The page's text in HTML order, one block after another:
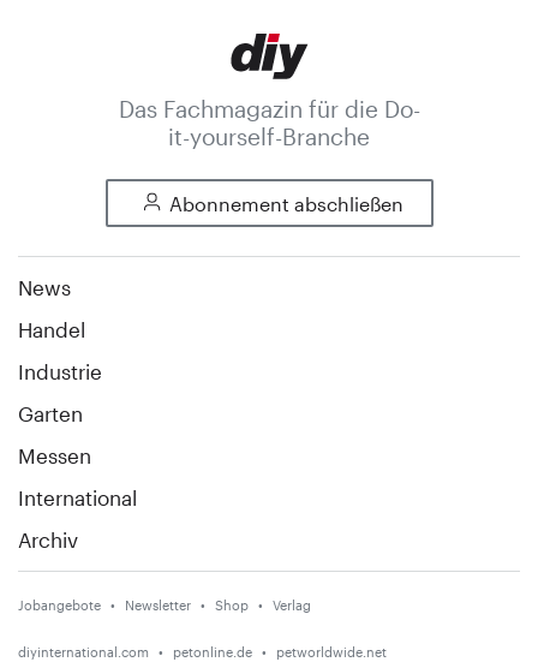
Das Fachmagazin für die Do-
it-yourself-Branche
Abonnement abschließen
News
Handel
Industrie
Garten
Messen
International
Archiv
Jobangebote Newsletter Shop Verlag
diyinternational.com petonline.de petworldwide.net